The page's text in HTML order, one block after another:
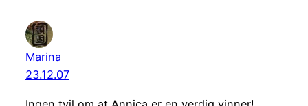
Marina
23.12.07